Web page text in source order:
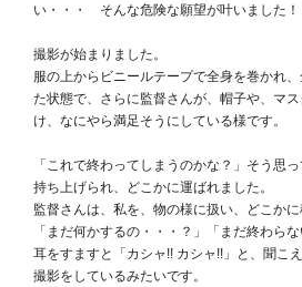
い・・・ そんな危険な願望が叶いました！
撮影が始まりました。
服の上からビニールテープで全身を巻かれ
た状態で、さらに監督さんが、帽子や、マ
け、なにやら満足そうにしている様です。
「これで終わってしまうのかな？」そう思
持ち上げられ、どこかに運ばれました。
監督さんは、私を、物の様に扱い、どこかに
「まだ何かするの・・・？」「まだ終わらな
耳をすますと「カシャ!! カシャ!!」と、聞こ
撮影をしているみたいです。